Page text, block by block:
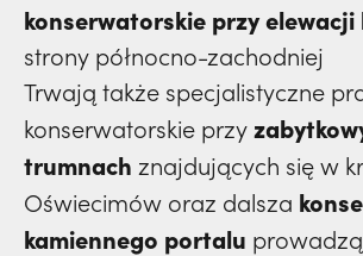
konserwatorskie przy elewacji
strony północno-zachodniej
Trwają także specjalistyczne
konserwatorskie przy
trumnach znajdujących się w
Oświecimów oraz dalsza
kamiennego portalu